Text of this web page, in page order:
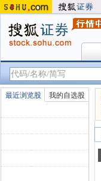
最近浏览股 我的自选股